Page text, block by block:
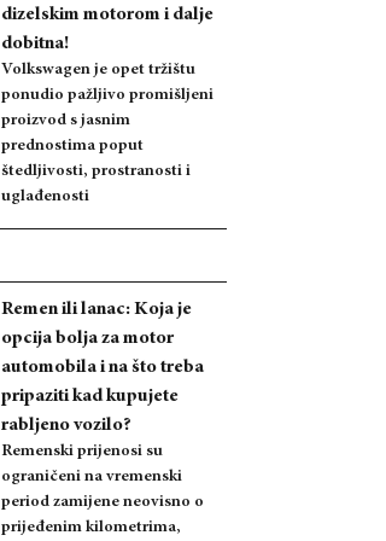
dizelskim motorom i dalje
dobitna!
Volkswagen je opet tržištu
ponudio pažljivo promišljeni
proizvod s jasnim
prednostima poput
štedljivosti, prostranosti i
uglađenosti
Remen ili lanac: Koja je
opcija bolja za motor
automobila i na što treba
pripaziti kad kupujete
rabljeno vozilo?
Remenski prijenosi su
ograničeni na vremenski
period zamijene neovisno o
prijeđenim kilometrima,